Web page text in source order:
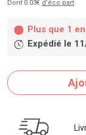
Dont 0.03€ d’éco part
Plus que 1
Expédié le